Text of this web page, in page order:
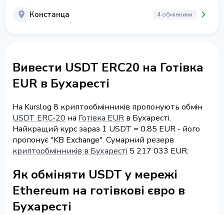
Констанца 4 обмінники
Вивести USDT ERC20 на Готівка
EUR в Бухаресті
На Kurslog 8 криптообмінників пропонують обмін
USDT ERC-20 на Готівка EUR в Бухаресті.
Найкращий курс зараз 1 USDT = 0.85 EUR - його
пропонує "KB Exchange". Сумарний резерв
криптообмінників в Бухаресті 5 217 033 EUR.
Як обміняти USDT у мережі
Ethereum на готівкові євро в
Бухаресті